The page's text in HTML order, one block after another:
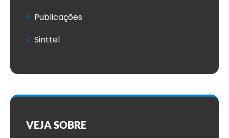
Publicações
Sinttel
VEJA SOBRE